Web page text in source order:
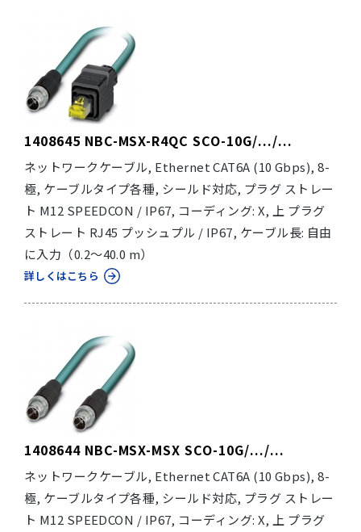
1408645 NBC-MSX-R4QC SCO-10G/.../...
ネットワークケーブル, Ethernet CAT6A (10 Gbps), 8-
極, ケーブルタイプ各種, シールド対応, プラグ ストレー
ト M12 SPEEDCON / IP67, コーディング: X, 上 プラグ
ストレート RJ45 プッシュプル / IP67, ケーブル長: 自由
に入力（0.2～40.0 m）
詳しくはこちら
1408644 NBC-MSX-MSX SCO-10G/.../...
ネットワークケーブル, Ethernet CAT6A (10 Gbps), 8-
極, ケーブルタイプ各種, シールド対応, プラグ ストレー
ト M12 SPEEDCON / IP67, コーディング: X, 上 プラグ